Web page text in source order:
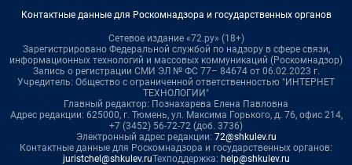
Контактные данные для Роскомнадзора и государственных органов
Сетевое издание «72.ру» (18+)
Зарегистрировано Федеральной службой по надзору в сфере связи,
информационных технологий и массовых коммуникаций (Роскомнадзор)
Запись о регистрации СМИ ЭЛ № ФС 77– 84674 от 06.02.2023 г.
Учредитель: Общество с ограниченной ответственностью "ИНТЕРНЕТ
ТЕХНОЛОГИИ"
Главный редактор: Познахарева Елена Павловна
Адрес редакции: 625000, г. Тюмень, ул. Максима Горького, д. 76, офис 214,
+7 (3452) 56-72-72 (доб. 3736)
Электронный адрес редакции: 72@shkulev.ru
Контактные данные для Роскомнадзора и государственных органов:
juristchel@shkulev.ruТехподдержка: help@shkulev.ru